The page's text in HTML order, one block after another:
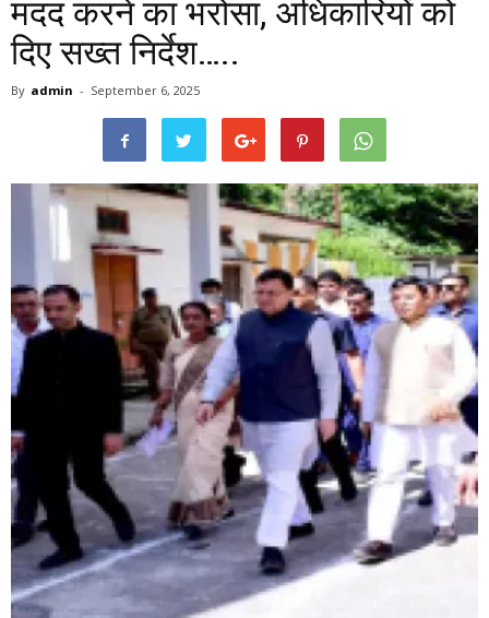
मदद करने का भरोसा, अधिकारियों को
दिए सख्त निर्देश…..
By admin - September 6, 2025